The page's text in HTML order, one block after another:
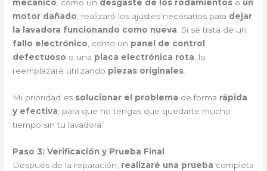
mecánico, como un desgaste de los rodamientos o un
motor dañado, realizaré los ajustes necesarios para dejar
la lavadora funcionando como nueva. Si se trata de un
fallo electrónico, como un panel de control
defectuoso o una placa electrónica rota, lo
reemplazaré utilizando piezas originales.
Mi prioridad es solucionar el problema de forma rápida
y efectiva, para que no tengas que quedarte mucho
tiempo sin tu lavadora.
Paso 3: Verificación y Prueba Final
Después de la reparación, realizaré una prueba completa